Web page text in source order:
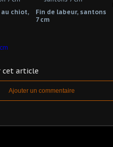
chiot,
Fin de labeur, santons
7 cm
cet article
Ajouter un commentaire